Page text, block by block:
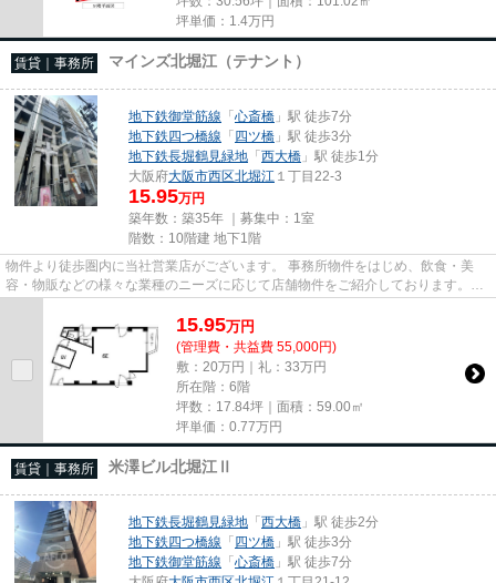
坪単価： 1.4万円
賃貸｜事務所 マインズ北堀江（テナント）
地下鉄御堂筋線 「心斎橋 」駅 徒歩7分
地下鉄四つ橋線 「四ツ橋 」駅 徒歩3分
地下鉄長堀鶴見緑地 「西大橋 」駅 徒歩1分
大阪府大阪市西区北堀江 １丁目22-3
15.95万円
築年数：築35年 ｜募集中： 1室
階数：10階建 地下1階
物件より徒歩圏内に当社営業店がございます。 事務所物件をはじめ、飲食・美
容・物販などの様々な業種のニーズに応じて店舗物件をご紹介しております。
尚、弊社ではおとり広告は一切...
15.95万円
(管理費・共益費 55,000円)
敷：20万円｜礼：33万円
所在階：6階
坪数：17.84坪｜面積：59.00㎡
坪単価： 0.77万円
賃貸｜事務所 米澤ビル北堀江Ⅱ
地下鉄長堀鶴見緑地 「西大橋 」駅 徒歩2分
地下鉄四つ橋線 「四ツ橋 」駅 徒歩3分
地下鉄御堂筋線 「心斎橋 」駅 徒歩7分